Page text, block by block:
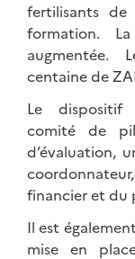
fertilisants
formation.
augmentée.
centaine de
Le dispositif
comité de
d’évaluation,
financier et du
Il est
mise en